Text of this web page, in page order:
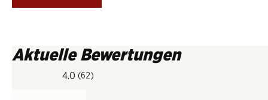
Aktuelle Bewertungen
4.0 (62)